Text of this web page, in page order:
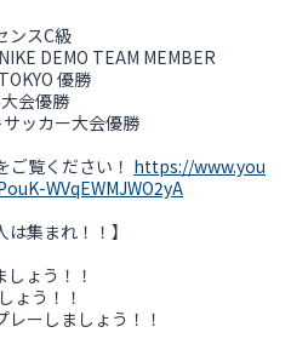
ンスC級
DEMO TEAM MEMBER
優勝
会優勝
ッカー大会優勝
覧ください！ https://www.you
WVqEWMJWO2yA
集まれ！！】
ょう！！
ょう！！
ーしましょう！！